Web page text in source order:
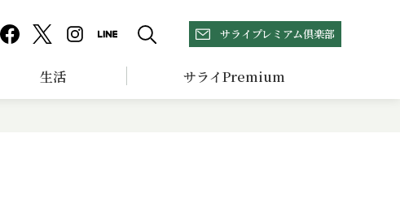
サライプレミアム倶楽部
生活 サライPremium